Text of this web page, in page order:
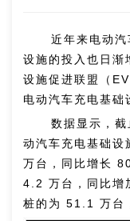
近年来电动
设施的投入也日渐
设施促进联盟（
电动汽车充电基础
数据显示，
动汽车充电基础
万台，同比增长
4.2 万台，同比增
桩的为 51.1 万台